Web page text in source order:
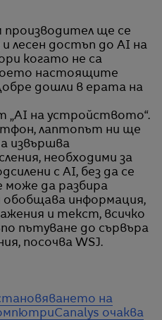
производител ще се
лесен достъп до AI на
когато не са
настоящите
дошли в ерата на
„AI на устройството“.
лаптопът ни ще
извършва
необходими за
с AI, без да се
може да разбира
информация,
и текст, всичко
пътуване до сървъра
посочва WSJ.
на
Canalys очаква